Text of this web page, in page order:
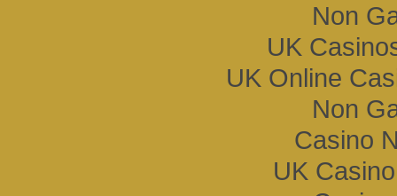
Non
UK
UK Online
Non
Casino
UK